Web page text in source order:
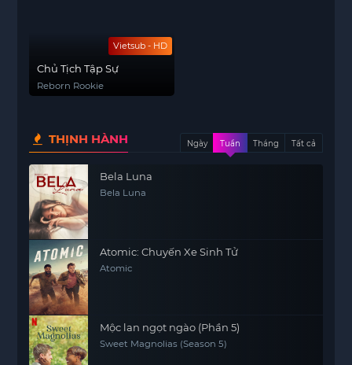
Vietsub - HD
Chủ Tịch Tập Sự
Reborn Rookie
THỊNH HÀNH Ngày Tuần Tháng Tất cả
Bela Luna
Bela Luna
Atomic: Chuyến Xe Sinh Tử
Atomic
Mộc lan ngọt ngào (Phần 5)
Sweet Magnolias (Season 5)